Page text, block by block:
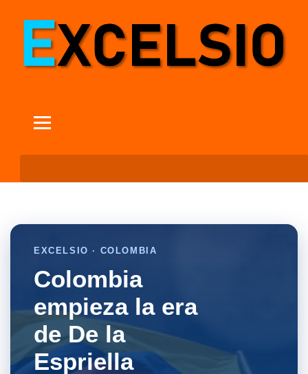
EXCELSIO · COLOMBIA
Colombia
empieza la era
de De la
Espriella